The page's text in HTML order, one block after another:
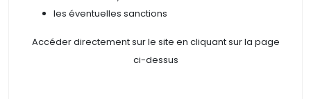
les éventuelles sanctions
Accéder directement sur le site en cliquant sur la page
ci-dessus